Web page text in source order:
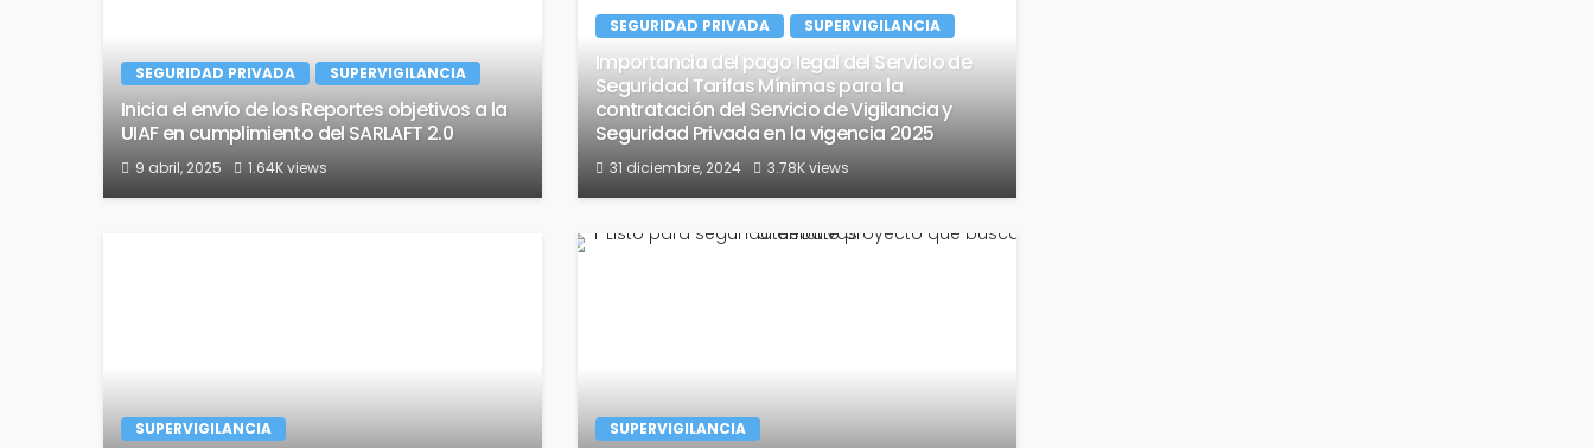
SEGURIDAD PRIVADA SUPERVIGILANCIA
Inicia el envío de los Reportes objetivos a la
UIAF en cumplimiento del SARLAFT 2.0
9 abril, 2025 1.64K views
SEGURIDAD PRIVADA SUPERVIGILANCIA
Importancia del pago legal del Servicio de
Seguridad Tarifas Mínimas para la
contratación del Servicio de Vigilancia y
Seguridad Privada en la vigencia 2025
31 diciembre, 2024 3.78K views
SUPERVIGILANCIA SUPERVIGILANCIA